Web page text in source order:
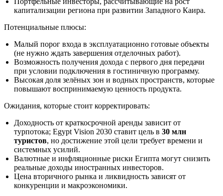
капитализации региона при развитии Западного Каира.
Потенциальные плюсы:
Малый порог входа в эксплуатационно готовые объекты
(не нужно ждать завершения отделочных работ).
Возможность получения дохода с первого дня передачи
при условии подключения в гостиничную программу.
Высокая доля зелёных зон и водных пространств, которые
повышают воспринимаемую ценность продукта.
Ожидания, которые стоит корректировать:
Доходность от краткосрочной аренды зависит от
турпотока; Egypt Vision 2030 ставит цель в 30 млн
туристов, но достижение этой цели требует времени и
системных усилий.
Валютные и инфляционные риски Египта могут снизить
реальные доходы иностранных инвесторов.
Цена вторичного рынка и ликвидность зависят от
конкуренции и макроэкономики.